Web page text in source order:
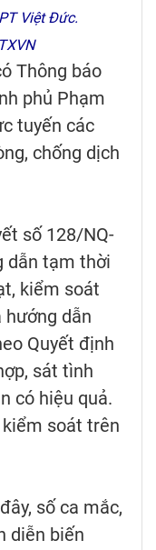
Việt Đức.
Thông báo
phủ Phạm
tuyến các
chống dịch
số 128/NQ-
dẫn tạm thời
kiểm soát
hướng dẫn
Quyết định
sát tình
có hiệu quả.
soát trên
số ca mắc,
diễn biến